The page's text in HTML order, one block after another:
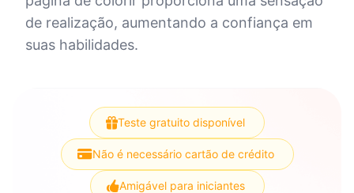
de realização, aumentando a confiança em
suas habilidades.
Teste gratuito disponível
Não é necessário cartão de crédito
Amigável para iniciantes